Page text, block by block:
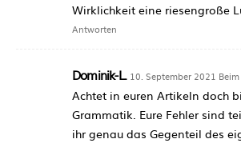
Wirklichkeit eine riesengroße
Antworten
Dominik-L. 10. September 2021
Achtet in euren Artikeln doch
Grammatik. Eure Fehler sind
ihr genau das Gegenteil des